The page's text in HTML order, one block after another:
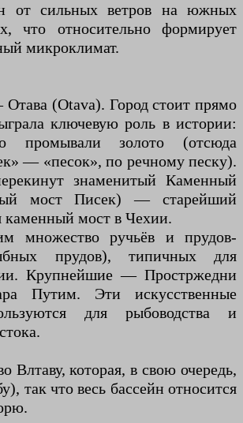
от сильных ветров на южных
что относительно формирует
микроклимат.
(Otava). Город стоит прямо
ключевую роль в истории:
промывали золото (отсюда
— «песок», по речному песку).
знаменитый Каменный
мост Писек) — старейший
каменный мост в Чехии.
множество ручьёв и прудов-
прудов), типичных для
Крупнейшие — Простржедни
Путим. Эти искусственные
для рыбоводства и
Влтаву, которая, в свою очередь,
так что весь бассейн относится